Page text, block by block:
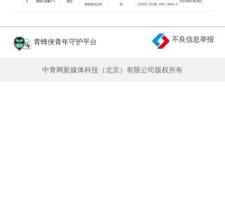
青蜂侠青年守护平台 不良信息举报
中青网新媒体科技（北京）有限公司版权所有